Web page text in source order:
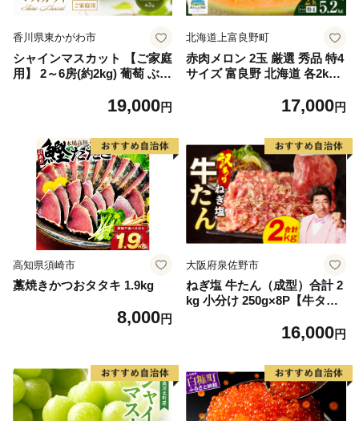
香川県東かがわ市
シャインマスカット 【ご家庭
用】 2～6房(約2kg) 葡萄 ぶど
もの 果実 旬の果物 旬のフル
19,000円
北海道上富良野町
赤肉メロン 2玉 厳選 秀品 特4
サイズ 富良野 北海道 各2kg
富良野 メロン めろん 果物 く
17,000円
高知県須崎市
藁焼きかつおタタキ 1.9kg
8,000円
大阪府泉佐野市
ねぎ塩 牛たん（成型）合計 2
kg 小分け 250g×8P【牛タン
16,000円